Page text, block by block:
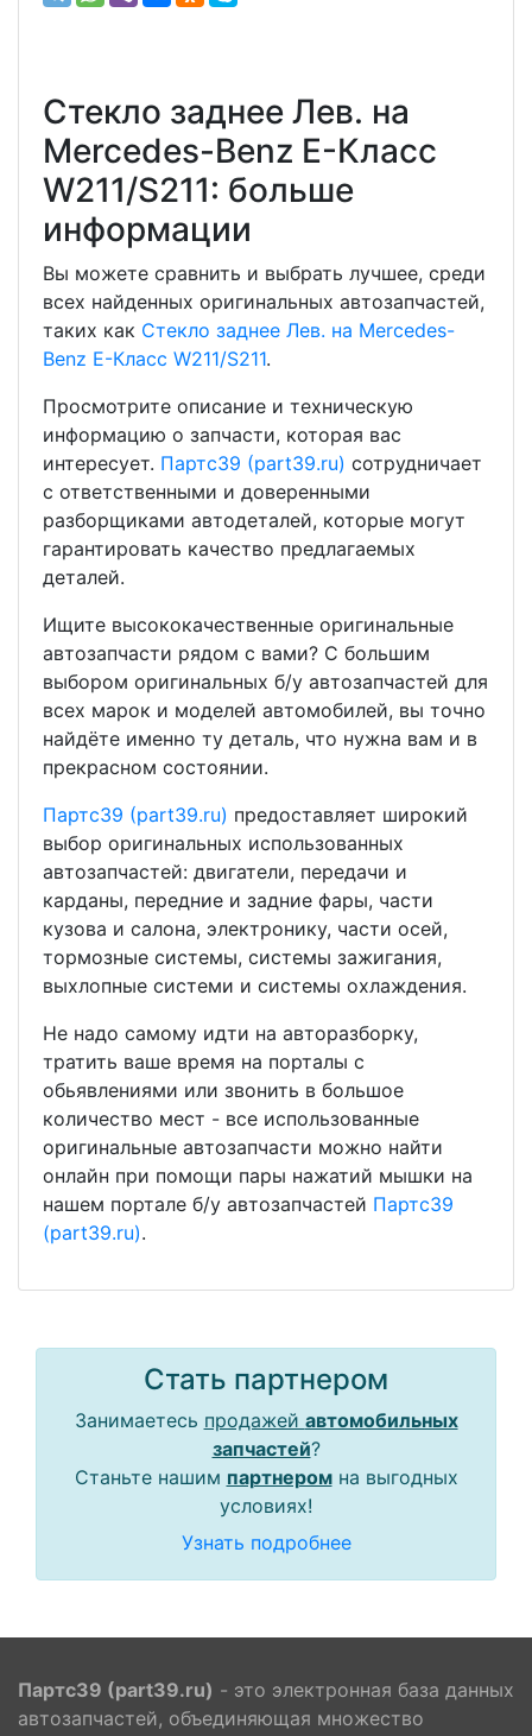
Стекло заднее Лев. на
Mercedes-Benz E-Класс
W211/S211: больше
информации
Вы можете сравнить и выбрать лучшее, среди
всех найденных оригинальных автозапчастей,
таких как Стекло заднее Лев. на Mercedes-
Benz E-Класс W211/S211.
Просмотрите описание и техническую
информацию о запчасти, которая вас
интересует. Партс39 (part39.ru) сотрудничает
с ответственными и доверенными
разборщиками автодеталей, которые могут
гарантировать качество предлагаемых
деталей.
Ищите высококачественные оригинальные
автозапчасти рядом с вами? С большим
выбором оригинальных б/у автозапчастей для
всех марок и моделей автомобилей, вы точно
найдёте именно ту деталь, что нужна вам и в
прекрасном состоянии.
Партс39 (part39.ru) предоставляет широкий
выбор оригинальных использованных
автозапчастей: двигатели, передачи и
карданы, передние и задние фары, части
кузова и салона, электронику, части осей,
тормозные системы, системы зажигания,
выхлопные системи и системы охлаждения.
Не надо самому идти на авторазборку,
тратить ваше время на порталы с
обьявлениями или звонить в большое
количество мест - все использованные
оригинальные автозапчасти можно найти
онлайн при помощи пары нажатий мышки на
нашем портале б/у автозапчастей Партс39
(part39.ru).
Стать партнером
Занимаетесь продажей автомобильных
запчастей?
Станьте нашим партнеромна выгодных
условиях!
Узнать подробнее
Партс39 (part39.ru) - это электронная база данных
автозапчастей, объединяющая множество